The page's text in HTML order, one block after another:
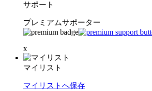
サポート
プレミアムサポーター
x
マイリスト
マイリストへ保存